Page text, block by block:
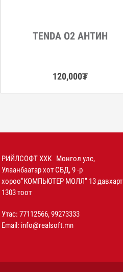
Дэлгэрэнгүй
ТENDA O2 АНТИН
120,000₮
РИЙЛСОФТ ХХК Монгол улс,
Улаанбаатар хот СБД, 9 -р
хороо"КОМПЬЮТЕР МОЛЛ" 13 давхарт
1303 тоот
Утас: 77112566, 99273333
Email: info@realsoft.mn